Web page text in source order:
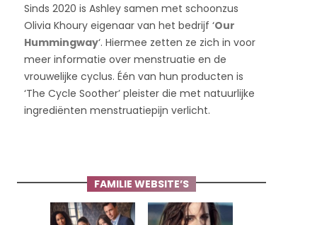
Sinds 2020 is Ashley samen met schoonzus
Olivia Khoury eigenaar van het bedrijf ‘Our
Hummingway‘. Hiermee zetten ze zich in voor
meer informatie over menstruatie en de
vrouwelijke cyclus. Één van hun producten is
‘The Cycle Soother’ pleister die met natuurlijke
ingrediënten menstruatiepijn verlicht.
FAMILIE WEBSITE’S